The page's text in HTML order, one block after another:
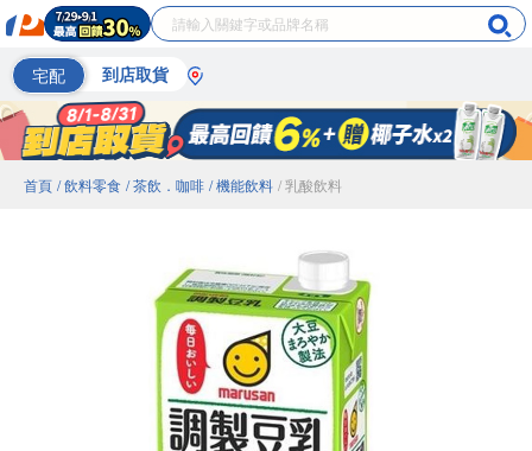
宅配 到店取貨
首頁 / 飲料零食 / 茶飲．咖啡 / 機能飲料 / 乳酸飲料